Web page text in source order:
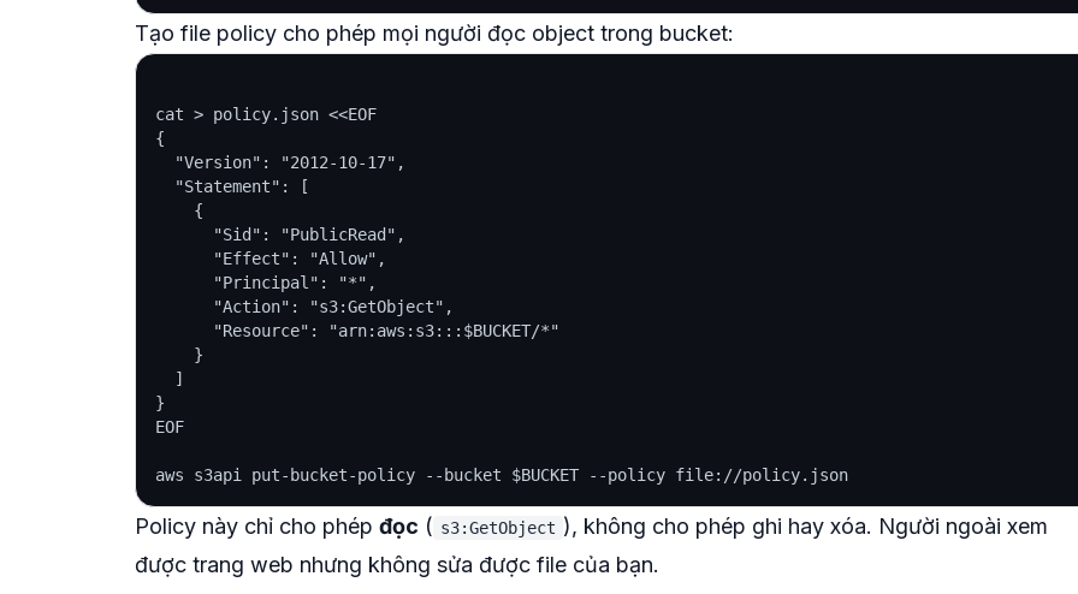
Tạo file policy cho phép mọi người đọc object trong bucket:
cat > policy.json <<EOF
{
  "Version": "2012-10-17",
  "Statement": [
    {
      "Sid": "PublicRead",
      "Effect": "Allow",
      "Principal": "*",
      "Action": "s3:GetObject",
      "Resource": "arn:aws:s3:::$BUCKET/*"
    }
  ]
}
EOF
Policy này chỉ cho phép đọc ( s3:GetObject ), không cho phép ghi hay xóa. Người ngoài xem
được trang web nhưng không sửa được file của bạn.